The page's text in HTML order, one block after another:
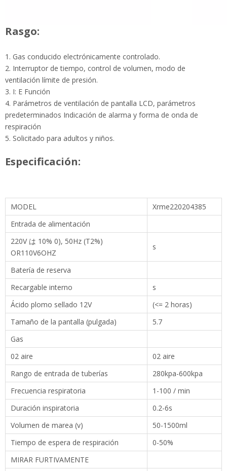
Rasgo:
1. Gas conducido electrónicamente controlado.
2. Interruptor de tiempo, control de volumen, modo de
ventilación límite de presión.
3. I: E Función
4. Parámetros de ventilación de pantalla LCD, parámetros
predeterminados Indicación de alarma y forma de onda de
respiración
5. Solicitado para adultos y niños.
Especificación:
MODEL
Xrme220204385
Entrada de alimentación
220V は 10% 0), 50Hz (T2%)
OR110V6OHZ
Batería de reserva
Recargable interno
Ácido plomo sellado 12V
Tamaño de la pantalla (pulgada)
5.7
Gas
02 aire
02 aire
Rango de entrada de tuberías
280kpa-600kpa
Frecuencia respiratoria
Duración inspiratoria
0.2-6s
Volumen de marea (v)
50-1500ml
Tiempo de espera de respiración
0-50%
MIRAR FURTIVAMENTE
Cpap
Modo de ventilación
Vcv
Pcv
PSV
Spont / CPAP